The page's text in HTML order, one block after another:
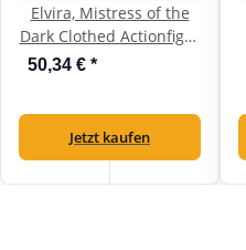
Elvira, Mistress of the
Dark Clothed Actionfigur
Red, Fright, and Boo 20
50,34 € *
Jetzt kaufen